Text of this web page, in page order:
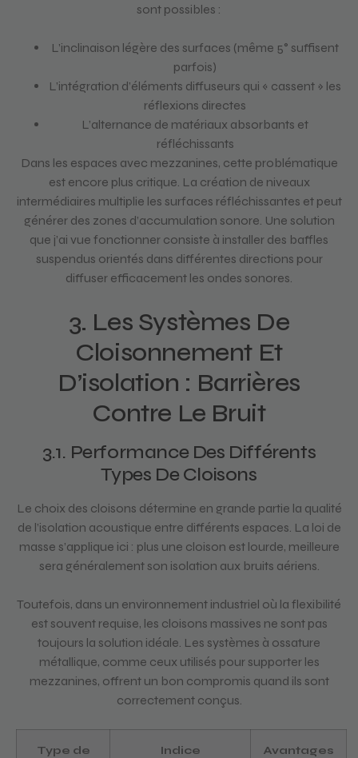
sont possibles :
L’inclinaison légère des surfaces (même 5° suffisent
parfois)
L’intégration d’éléments diffuseurs qui « cassent » les
réflexions directes
L’alternance de matériaux absorbants et
réfléchissants
Dans les espaces avec mezzanines, cette problématique
est encore plus critique. La création de niveaux
intermédiaires multiplie les surfaces réfléchissantes et peut
générer des zones d’accumulation sonore. Une solution
que j’ai vue fonctionner consiste à installer des baffles
suspendus orientés dans différentes directions pour
diffuser efficacement les ondes sonores.
3. Les Systèmes De
Cloisonnement Et
D’isolation : Barrières
Contre Le Bruit
3.1. Performance Des Différents
Types De Cloisons
Le choix des cloisons détermine en grande partie la qualité
de l’isolation acoustique entre différents espaces. La loi de
masse s’applique ici : plus une cloison est lourde, meilleure
sera généralement son isolation aux bruits aériens.
Toutefois, dans un environnement industriel où la flexibilité
est souvent requise, les cloisons massives ne sont pas
toujours la solution idéale. Les systèmes à ossature
métallique, comme ceux utilisés pour supporter les
mezzanines, offrent un bon compromis quand ils sont
correctement conçus.
Type de
Indice
Avantages